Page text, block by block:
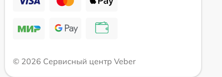
© 2026 Сервисный центр Veber